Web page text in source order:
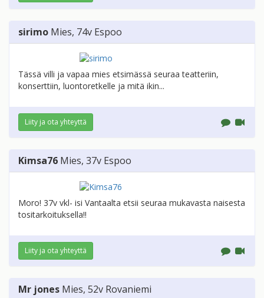
sirimo Mies, 74v Espoo
Tässä villi ja vapaa mies etsimässä seuraa teatteriin,
konserttiin, luontoretkelle ja mitä ikin...
Liity ja ota yhteyttä
Kimsa76 Mies, 37v Espoo
Moro! 37v vkl- isi Vantaalta etsii seuraa mukavasta naisesta
tositarkoituksella!!
Liity ja ota yhteyttä
Mr jones Mies, 52v Rovaniemi